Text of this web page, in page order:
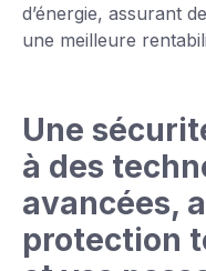
d’énergie, assurant
une meilleure
Une
à des
avancées,
protection